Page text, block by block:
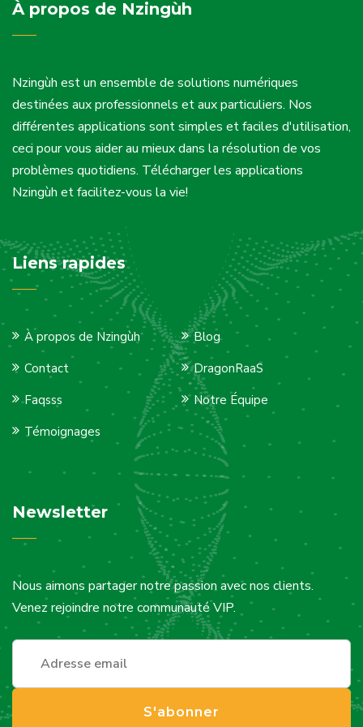
À propos de Nzingùh
Nzingùh est un ensemble de solutions numériques
destinées aux professionnels et aux particuliers. Nos
différentes applications sont simples et faciles d'utilisation,
ceci pour vous aider au mieux dans la résolution de vos
problèmes quotidiens. Télécharger les applications
Nzingùh et facilitez-vous la vie!
Liens rapides
À propos de Nzingùh
Blog
Contact
DragonRaaS
Faqsss
Notre Équipe
Témoignages
Newsletter
Nous aimons partager notre passion avec nos clients.
Venez rejoindre notre communauté VIP.
S'abonner